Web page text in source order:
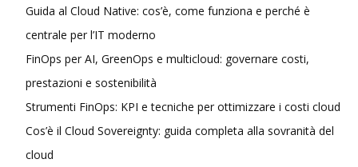
Guida al Cloud Native: cos’è, come funziona e perché è
centrale per l’IT moderno
FinOps per AI, GreenOps e multicloud: governare costi,
prestazioni e sostenibilità
Strumenti FinOps: KPI e tecniche per ottimizzare i costi cloud
Cos’è il Cloud Sovereignty: guida completa alla sovranità del
cloud